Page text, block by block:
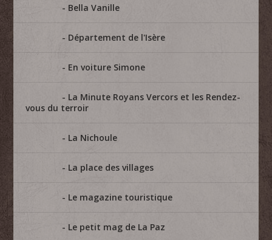
Bella Vanille
Département de l'Isère
En voiture Simone
La Minute Royans Vercors et les Rendez-
vous du terroir
La Nichoule
La place des villages
Le magazine touristique
Le petit mag de La Paz